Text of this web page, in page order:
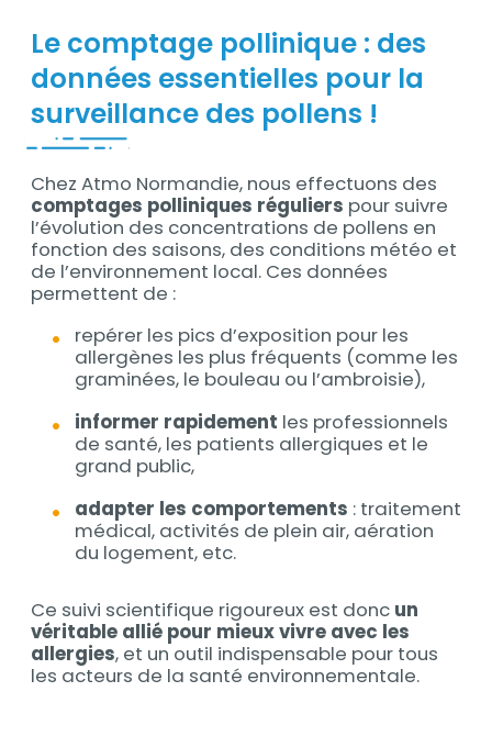
Le comptage pollinique : des
données essentielles pour la
surveillance des pollens !
Contenu
Chez Atmo Normandie, nous effectuons des
comptages polliniques réguliers pour suivre
l’évolution des concentrations de pollens en
fonction des saisons, des conditions météo et
de l’environnement local. Ces données
permettent de :
repérer les pics d’exposition pour les
allergènes les plus fréquents (comme les
graminées, le bouleau ou l’ambroisie),
informer rapidement les professionnels
de santé, les patients allergiques et le
grand public,
adapter les comportements : traitement
médical, activités de plein air, aération
du logement, etc.
Ce suivi scientifique rigoureux est donc un
véritable allié pour mieux vivre avec les
allergies, et un outil indispensable pour tous
les acteurs de la santé environnementale.